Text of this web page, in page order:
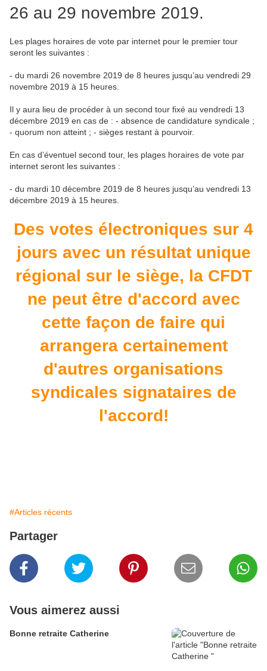
26 au 29 novembre 2019.
Les plages horaires de vote par internet pour le premier tour
seront les suivantes :
- du mardi 26 novembre 2019 de 8 heures jusqu’au vendredi 29
novembre 2019 à 15 heures.
Il y aura lieu de procéder à un second tour fixé au vendredi 13
décembre 2019 en cas de : - absence de candidature syndicale ;
- quorum non atteint ; - sièges restant à pourvoir.
En cas d’éventuel second tour, les plages horaires de vote par
internet seront les suivantes :
- du mardi 10 décembre 2019 de 8 heures jusqu’au vendredi 13
décembre 2019 à 15 heures.
Des votes électroniques sur 4
jours avec un résultat unique
régional sur le siège, la CFDT
ne peut être d'accord avec
cette façon de faire qui
arrangera certainement
d'autres organisations
syndicales signataires de
l'accord!
#Articles récents
Partager
Vous aimerez aussi
Bonne retraite Catherine